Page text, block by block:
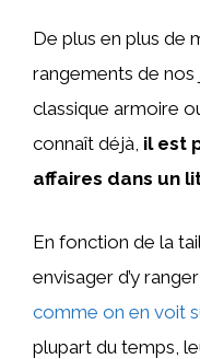
De plus en plus de
rangements de
classique armoire
connaît déjà, il est
affaires dans un
En fonction de la
envisager d’y
comme on en voit
plupart du temps,